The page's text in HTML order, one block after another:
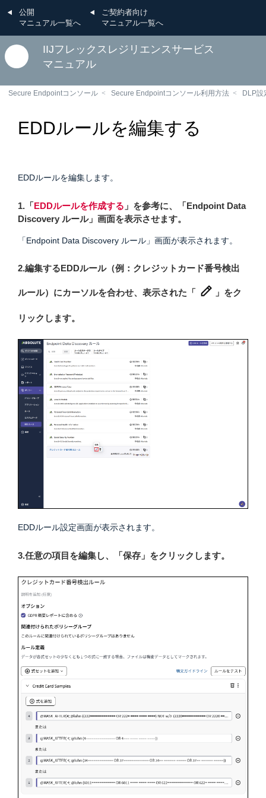
公開
マニュアル一覧へ
ご契約者向け
マニュアル一覧へ
IIJフレックスレジリエンスサービス
マニュアル
Secure Endpointコンソール Secure Endpointコンソール利用方法 DLP設
EDDルールを編集する
EDDルールを編集します。
1.「EDDルールを作成する 」を参考に、「Endpoint Data
Discovery ルール」画面を表示させます。
「Endpoint Data Discovery ルール」画面が表示されます。
2.編集するEDDルール（例：クレジットカード番号検出
ルール）にカーソルを合わせ、表示された「 」をク
リックします。
EDDルール設定画面が表示されます。
3.任意の項目を編集し、「保存」をクリックします。